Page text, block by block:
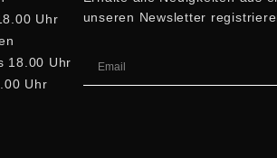
Uhr
18.00 Uhr
Uhr
unseren Newsletter